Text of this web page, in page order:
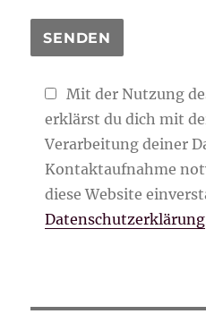
Mit der Nutzung
erklärst du dich mit
Verarbeitung deiner
Kontaktaufnahme
diese Website
Datenschutzerklärung